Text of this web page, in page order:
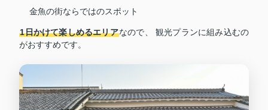
金魚の街ならではのスポット
1日かけて楽しめるエリアなので、 観光プランに組み込むの
がおすすめです。